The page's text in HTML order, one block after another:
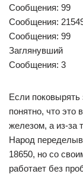
Сообщения: 99
Сообщения:
Сообщения: 99
Заглянувший
Сообщения: 3
Если
понятно, что это
железом, а из-за
Народ
18650, но со
работает без